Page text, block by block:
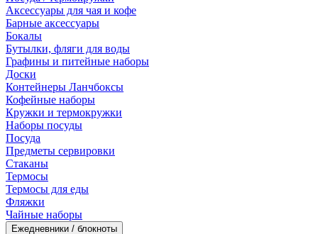
Аксессуары для чая и кофе
Барные аксессуары
Бокалы
Бутылки, фляги для воды
Графины и питейные наборы
Доски
Контейнеры Ланчбоксы
Кофейные наборы
Кружки и термокружки
Наборы посуды
Посуда
Предметы сервировки
Стаканы
Термосы
Термосы для еды
Фляжки
Чайные наборы
Ежедневники / блокноты